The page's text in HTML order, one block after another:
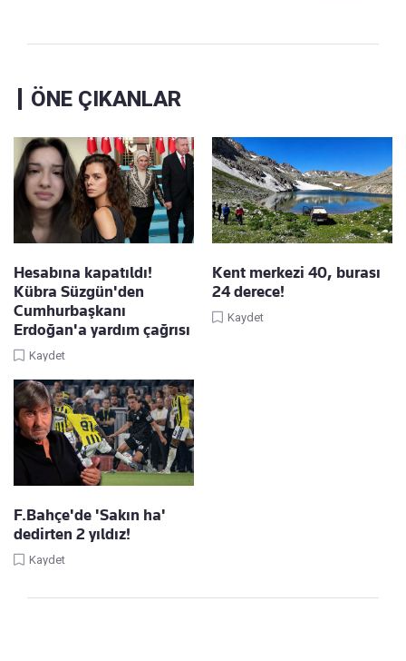
ÖNE ÇIKANLAR
Hesabına kapatıldı!
Kübra Süzgün'den
Cumhurbaşkanı
Erdoğan'a yardım çağrısı
Kaydet
Kent merkezi 40, burası
24 derece!
Kaydet
F.Bahçe'de 'Sakın ha'
dedirten 2 yıldız!
Kaydet